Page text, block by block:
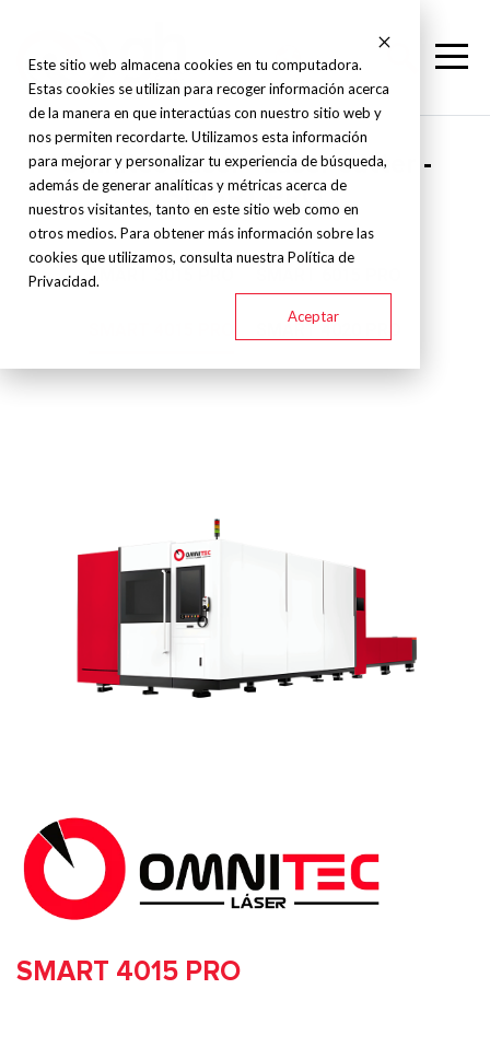
Este sitio web almacena cookies en tu computadora.
Estas cookies se utilizan para recoger información acerca
de la manera en que interactúas con nuestro sitio web y
nos permiten recordarte. Utilizamos esta información
para mejorar y personalizar tu experiencia de búsqueda,
además de generar analíticas y métricas acerca de
nuestros visitantes, tanto en este sitio web como en
otros medios. Para obtener más información sobre las
cookies que utilizamos, consulta nuestra Política de
Privacidad.
Aceptar
Omnitec Láser - Laser cutter -
SMART PRO
SMART 3015 PRO
SMART 4020 PRO
SMART 4015 PRO